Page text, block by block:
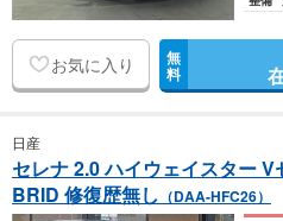
お気に入り 無
料
日産
セレナ 2.0 ハイウェイスター
BRID 修復歴無し （DAA-HFC26）